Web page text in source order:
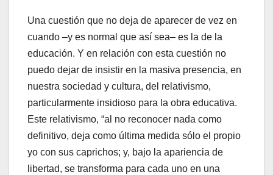
Una cuestión que no deja de aparecer de vez en
cuando –y es normal que así sea– es la de la
educación. Y en relación con esta cuestión no
puedo dejar de insistir en la masiva presencia, en
nuestra sociedad y cultura, del relativismo,
particularmente insidioso para la obra educativa.
Este relativismo, “al no reconocer nada como
definitivo, deja como última medida sólo el propio
yo con sus caprichos; y, bajo la apariencia de
libertad, se transforma para cada uno en una